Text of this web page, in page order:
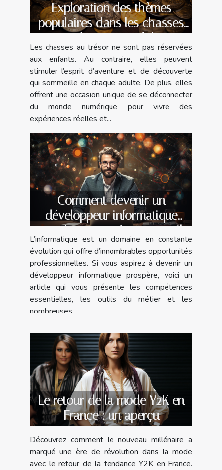
Exploration des thèmes
populaires dans les chasses
au trésor pour adultes
Les chasses au trésor ne sont pas réservées
aux enfants. Au contraire, elles peuvent
stimuler l’esprit d’aventure et de découverte
qui sommeille en chaque adulte. De plus, elles
offrent une occasion unique de se déconnecter
du monde numérique pour vivre des
expériences réelles et...
Comment devenir un
développeur informatique
prospère : compétences, outils
et opportunités ?
L’informatique est un domaine en constante
évolution qui offre d’innombrables opportunités
professionnelles. Si vous aspirez à devenir un
développeur informatique prospère, voici un
article qui vous présente les compétences
essentielles, les outils du métier et les
nombreuses...
Le retour de la mode Y2K en
France : un aperçu
Découvrez comment le nouveau millénaire a
marqué une ère de révolution dans la mode
avec le retour de la tendance Y2K en France.